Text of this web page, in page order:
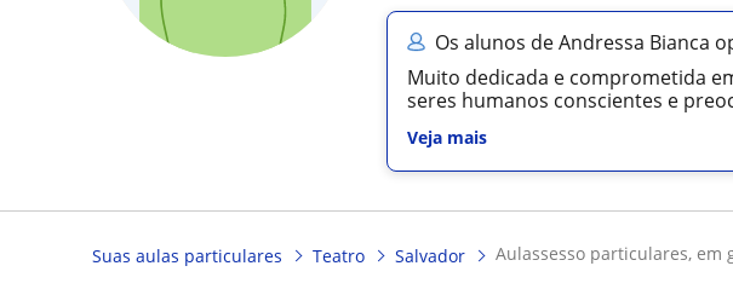
Os alunos de Andressa Bianca
Muito dedicada e comprometida
seres humanos conscientes e
Veja mais
Suas aulas particulares Teatro Salvador aulassesso particulares,